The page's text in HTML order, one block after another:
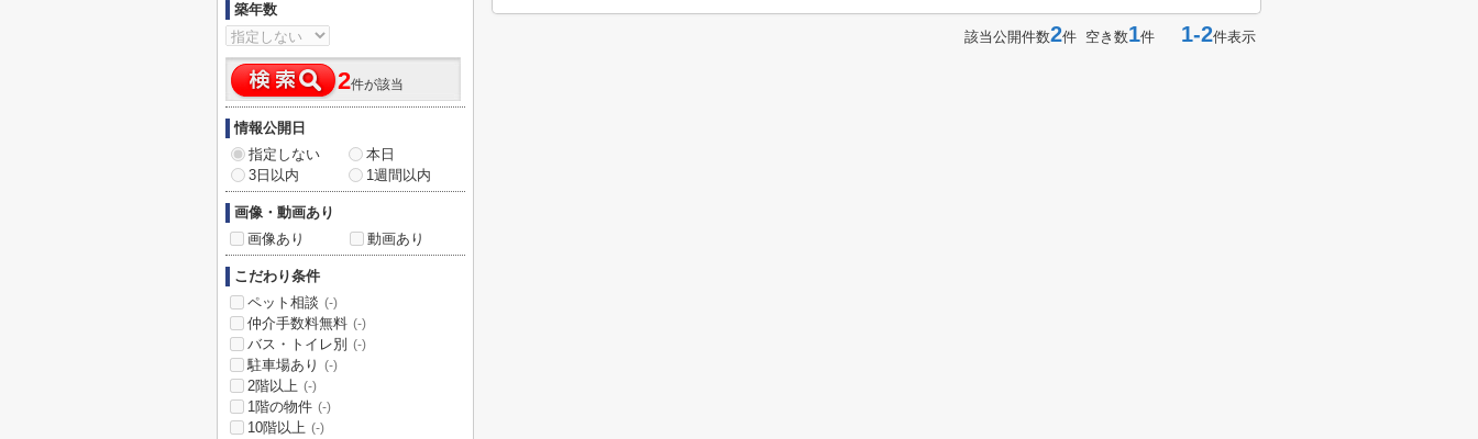
該当公開件数2件 空き数1件 1-2件表示
築年数
2件が該当
情報公開日
指定しない
本日
3日以内
1週間以内
画像・動画あり
画像あり
動画あり
こだわり条件
ペット相談 (-)
仲介手数料無料 (-)
バス・トイレ別 (-)
駐車場あり (-)
2階以上 (-)
1階の物件 (-)
10階以上 (-)